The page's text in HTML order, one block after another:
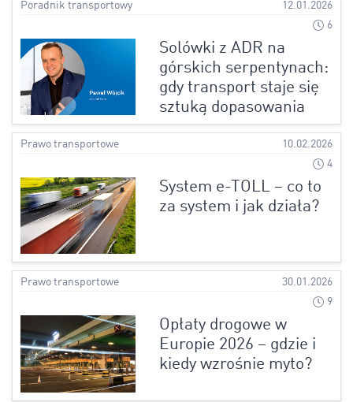
Poradnik transportowy
12.01.2026
6
Solówki z ADR na
górskich serpentynach:
gdy transport staje się
sztuką dopasowania
Prawo transportowe
10.02.2026
4
System e-TOLL – co to
za system i jak działa?
Prawo transportowe
30.01.2026
9
Opłaty drogowe w
Europie 2026 – gdzie i
kiedy wzrośnie myto?